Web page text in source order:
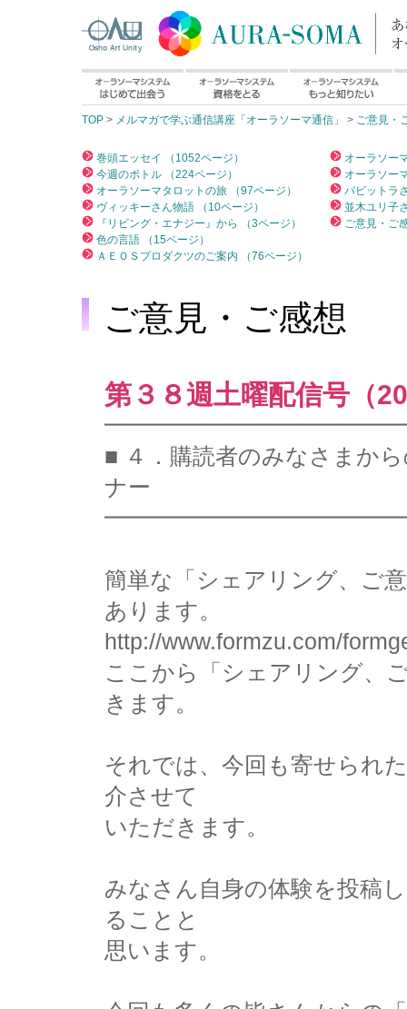
TOP > メルマガで学ぶ通信講座「オーラソーマ通信」 > ご意見・
巻頭エッセイ （1052ページ）
今週のボトル （224ページ）
オーラソーマタロットの旅 （97ページ）
ヴィッキーさん物語 （10ページ）
『リビング・エナジー』から （3ページ）
色の言語 （15ページ）
ＡＥＯＳプロダクツのご案内 （76ページ）
オーラソー
オーラソー
パビットラ
並木ユリ子
ご意見・ご
ご意見・ご感想
第３８週土曜配信号（
■ ４．購読者のみなさまか
ナー
簡単な「シェアリング、ご
あります。
http://www.formzu.com/
ここから「シェアリング、
きます。
それでは、今回も寄せられ
介させて
いただきます。
みなさん自身の体験を投稿
ることと
思います。